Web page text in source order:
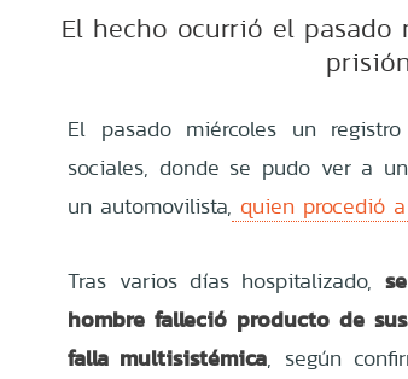
El hecho ocurrió el pasado
El pasado miércoles un
sociales, donde se pudo ver a
un automovilista, quien procedió
Tras varios días hospitalizado,
hombre falleció producto de
falla multisistémica, según